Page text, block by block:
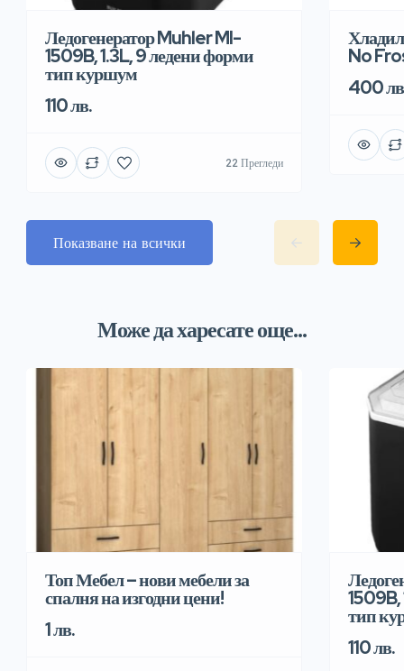
Ледогенератор Muhler MI-
1509B, 1.3L, 9 ледени форми
тип куршум
110 лв.
22 Прегледи
No
400
Показване на всички
Може да харесате още...
Топ Мебел – нови мебели за
спалня на изгодни цени!
1 лв.
1509B,
тип
110 лв.